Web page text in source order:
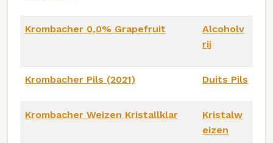
Krombacher 0,0% Grapefruit
Alcoholv
rij
Krombacher Pils (2021) Duits Pils
Krombacher Weizen Kristallklar
Kristalw
eizen